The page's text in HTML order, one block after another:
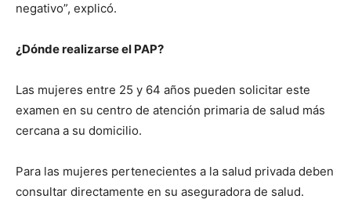
negativo”, explicó.
¿Dónde realizarse el PAP?
Las mujeres entre 25 y 64 años pueden solicitar este
examen en su centro de atención primaria de salud más
cercana a su domicilio.
Para las mujeres pertenecientes a la salud privada deben
consultar directamente en su aseguradora de salud.